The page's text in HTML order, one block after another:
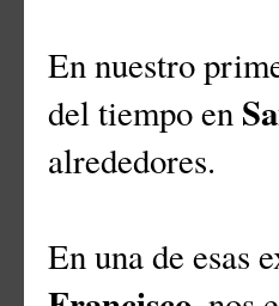
En nuestro
del tiempo en
alrededores.
En una de esas